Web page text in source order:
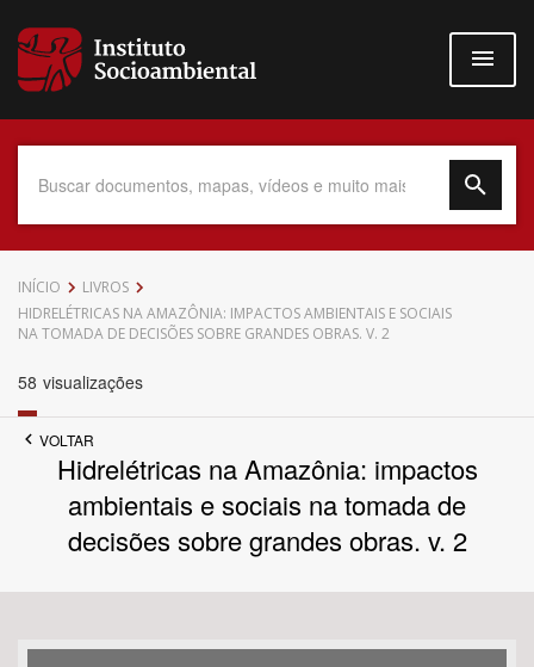
para
conteúdo
Data do Documento
Bioma / Bacia
Tema
INÍCIO
LIVROS
HIDRELÉTRICAS NA AMAZÔNIA: IMPACTOS AMBIENTAIS E SOCIAIS
NA TOMADA DE DECISÕES SOBRE GRANDES OBRAS. V. 2
58 visualizações
VOLTAR
Hidrelétricas na Amazônia: impactos
ambientais e sociais na tomada de
decisões sobre grandes obras. v. 2